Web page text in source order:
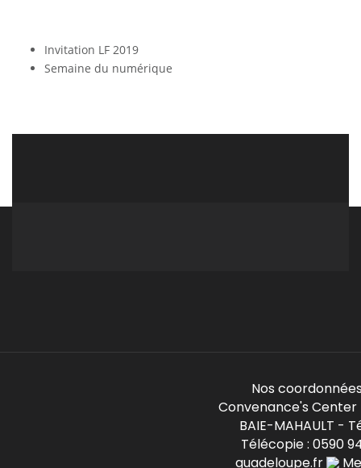
Invitation LF 2019
Semaine du numérique
Nos coordonnées
Convenance's Center
BAIE-MAHAULT -
Télécopie : 0590
guadeloupe.fr